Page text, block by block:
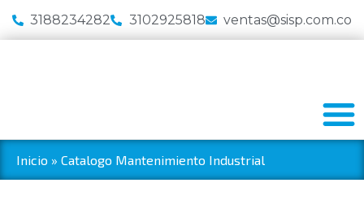
3188234282 3102925818 ventas@sisp.com.co
Inicio » Catalogo Mantenimiento Industrial